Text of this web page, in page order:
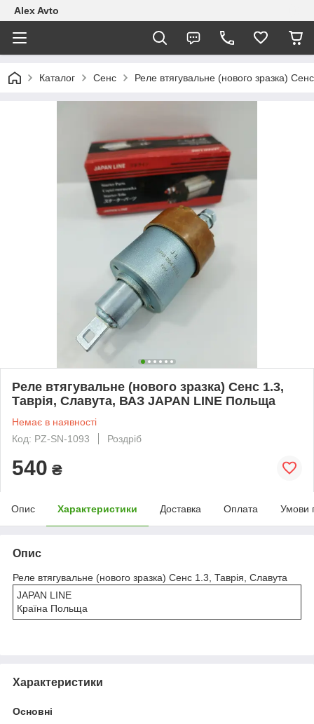
Alex Avto
Каталог Сенс Реле втягувальне (нового зразка)
Реле втягувальне (нового зразка) Сенс 1.3,
Таврія, Славута, ВАЗ JAPAN LINE Польща
Немає в наявності
Код: PZ-SN-1093
Роздріб
540 ₴
Опис Характеристики Доставка Оплата Умови
Опис
Реле втягувальне (нового зразка) Сенс 1.3, Таврія, Славута
JAPAN LINE
Країна Польща
Характеристики
Основні